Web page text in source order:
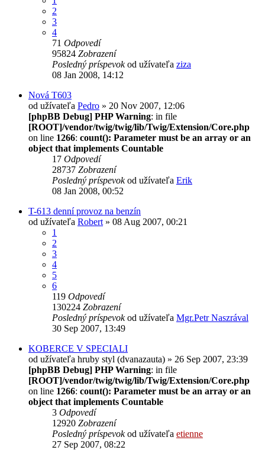
2
3
4
71 Odpovedí
95824 Zobrazení
Posledný príspevokod užívateľa ziza
08 Jan 2008, 14:12
Nová T603
od užívateľa Pedro » 20 Nov 2007, 12:06
[phpBB Debug] PHP Warning: in file
[ROOT]/vendor/twig/twig/lib/Twig/Extension/Core.php
on line 1266: count(): Parameter must be an array or an
object that implements Countable
17 Odpovedí
28737 Zobrazení
Posledný príspevokod užívateľa Erik
08 Jan 2008, 00:52
T-613 denní provoz na benzín
od užívateľa Robert » 08 Aug 2007, 00:21
1
2
3
4
5
6
119 Odpovedí
130224 Zobrazení
Posledný príspevokod užívateľa Mgr.Petr Naszrával
30 Sep 2007, 13:49
KOBERCE V SPECIALI
od užívateľa hruby styl (dvanazauta) » 26 Sep 2007, 23:39
[phpBB Debug] PHP Warning: in file
[ROOT]/vendor/twig/twig/lib/Twig/Extension/Core.php
on line 1266: count(): Parameter must be an array or an
object that implements Countable
3 Odpovedí
12920 Zobrazení
Posledný príspevokod užívateľa etienne
27 Sep 2007, 08:22